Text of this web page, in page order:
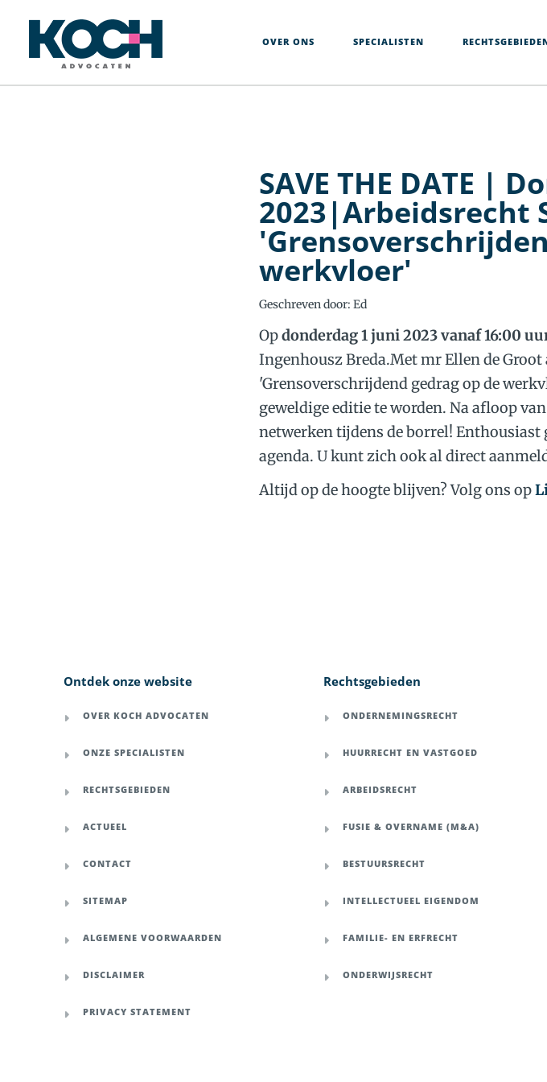
Specialisten
Rechtsgebieden
OVER ONS SPECIALISTEN
SAVE THE DATE |
2023|Arbeidsrecht
werkvloer'
Geschreven door: Ed
Opdonderdag 1 juni 2023 vanaf 16:00
Ingenhousz Breda.Met mr Ellen de Groot
'Grensoverschrijdend gedrag op de
geweldige editie te worden. Na afloop
netwerken tijdens de borrel! Enthousiast
agenda. U kunt zich ook al direct
Altijd op de hoogte blijven? Volg ons op
Ontdek onze website
OVER KOCH ADVOCATEN
ONZE SPECIALISTEN
RECHTSGEBIEDEN
ACTUEEL
CONTACT
SITEMAP
ALGEMENE VOORWAARDEN
DISCLAIMER
PRIVACY STATEMENT
Rechtsgebieden
ONDERNEMINGSRECHT
HUURRECHT EN VASTGOED
ARBEIDSRECHT
FUSIE & OVERNAME (M&A)
BESTUURSRECHT
INTELLECTUEEL EIGENDOM
FAMILIE- EN ERFRECHT
ONDERWIJSRECHT